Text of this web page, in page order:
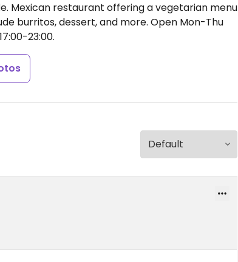
Mexican restaurant offering a vegetarian menu
burritos, dessert, and more. Open Mon-Thu
23:00.